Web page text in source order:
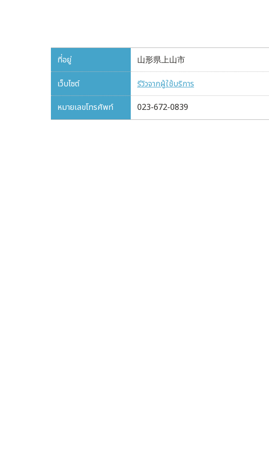
ที่อยู่
山形県上山市
เว็บไซต์
รีวิวจากผู้ใช้บริการ
หมายเลขโทรศัพท์
023-672-0839